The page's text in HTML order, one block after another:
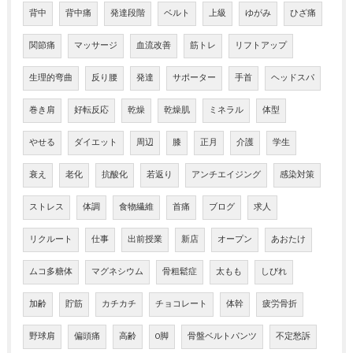
背中 背中痛 発達段階 ベルト 上級 ゆがみ ひざ痛
関節痛 マッサージ 血流改善 筋トレ リフトアップ
生理的弯曲 反り腰 発達 サポーター 手首 ヘッドスパ
巻き肩 好転反応 乾燥 乾燥肌 ミネラル 体型
やせる ダイエット 周辺 膝 正月 介護 学生
衰え 老化 抗酸化 若返り アンチエイジング 感染対策
ストレス 体調 食物繊維 首痛 ブログ 求人
リクルート 仕事 出前授業 新店 オープン あおたけ
ムコ多糖体 マグネシウム 骨粗鬆症 太もも しびれ
加齢 貯筋 カチカチ チョコレート 体幹 疲労骨折
野球肩 偏頭痛 高齢 O脚 骨盤ベルトパンツ 不定愁訴